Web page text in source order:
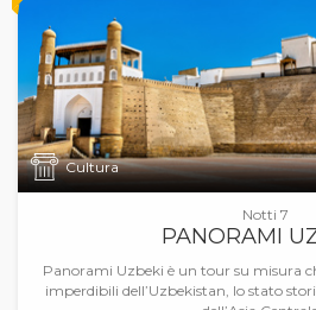
Cultura
Notti 7
PANORAMI
Panorami Uzbeki è un tour su misura
imperdibili dell’Uzbekistan, lo stato